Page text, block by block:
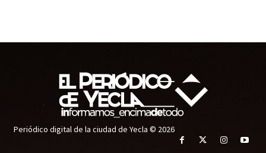
Periódico digital de la ciudad de Yecla © 2026